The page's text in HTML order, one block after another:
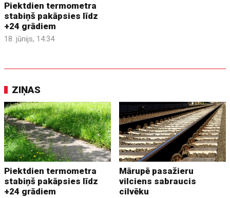
Piektdien termometra
stabiņš pakāpsies līdz
+24 grādiem
18. jūnijs, 14:34
ZIŅAS
Piektdien termometra
stabiņš pakāpsies līdz
+24 grādiem
Mārupē pasažieru
vilciens sabraucis
cilvēku